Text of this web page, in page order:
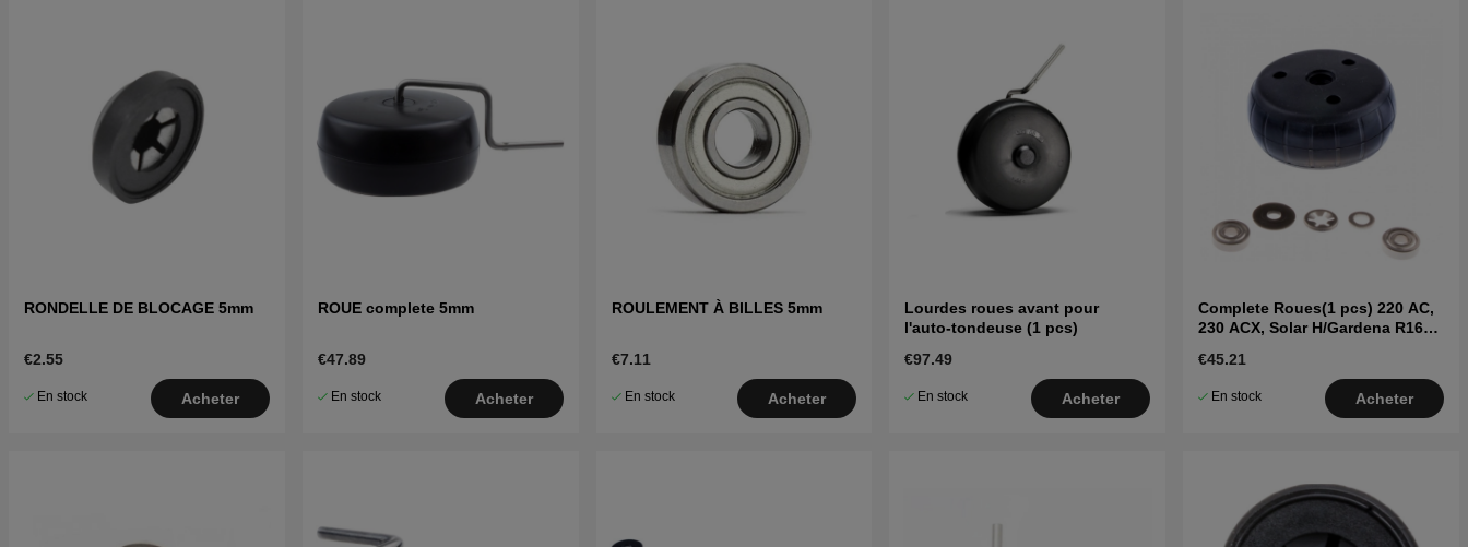
RONDELLE DE BLOCAGE 5mm
€2.55
En stock Acheter
ROUE complete 5mm
€47.89
En stock Acheter
ROULEMENT À BILLES 5mm
€7.11
En stock Acheter
Lourdes roues avant pour
l'auto-tondeuse (1 pcs)
€97.49
En stock Acheter
Complete Roues(1 pcs) 220 AC,
230 ACX, Solar H/Gardena R160.
€45.21
En stock Acheter